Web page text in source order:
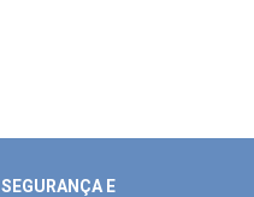
SEGURANÇA E